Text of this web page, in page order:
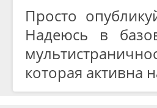
Просто
Надеюсь в
которая активна